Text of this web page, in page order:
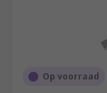
Op voorraad